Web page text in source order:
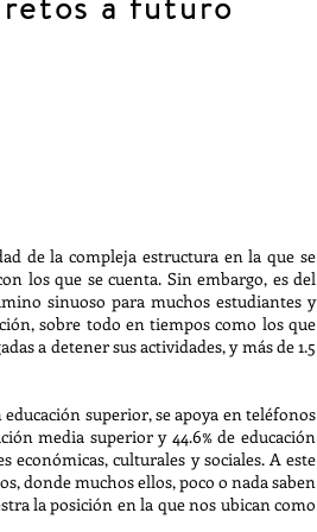
de la compleja estructura en la que se
los que se cuenta. Sin embargo, es del
sinuoso para muchos estudiantes y
sobre todo en tiempos como los que
a detener sus actividades, y más de 1.5
educación superior, se apoya en teléfonos
media superior y 44.6% de educación
económicas, culturales y sociales. A este
donde muchos ellos, poco o nada saben
la posición en la que nos ubican como